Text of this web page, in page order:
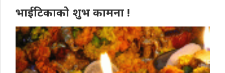
भाईटिकाको शुभ कामना !